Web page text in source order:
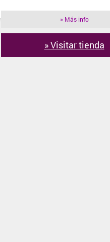
» Más info
» Visitar tienda